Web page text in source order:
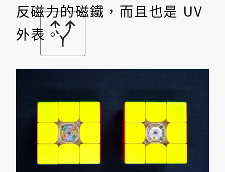
從不會到精通
反磁力的磁鐵，而且也是 UV
外表。